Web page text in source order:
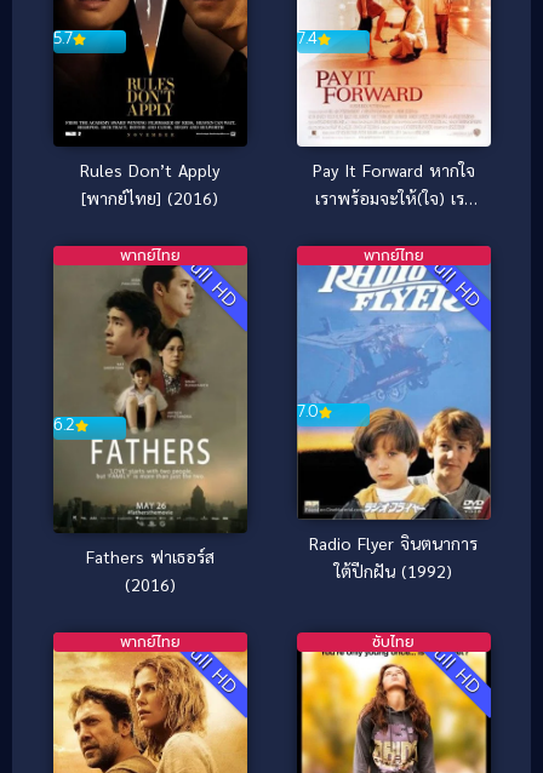
5.7
Rules Don’t Apply
[พากย์ไทย] (2016)
7.4
Pay It Forward หากใจ
เราพร้อมจะให้(ใจ) เรา
(2000)
Full HD
6.2
พากย์ไทย
Fathers ฟาเธอร์ส
(2016)
Full HD
7.0
พากย์ไทย
Radio Flyer จินตนาการ
ใต้ปีกฝัน (1992)
Full HD
พากย์ไทย Full HD
ซับไทย